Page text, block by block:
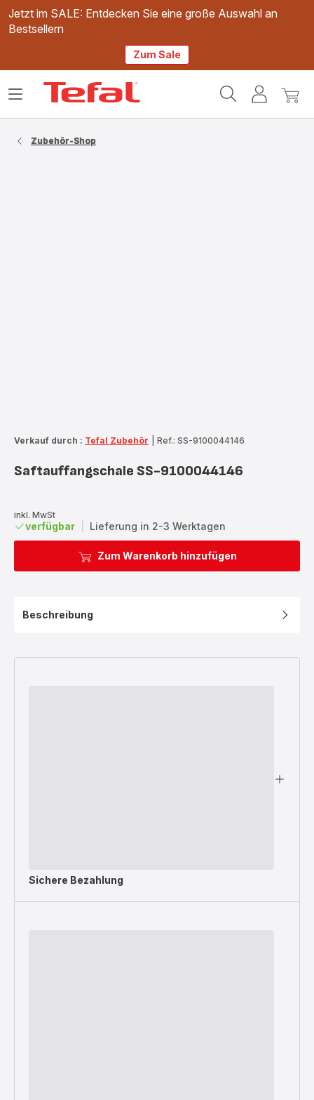
Jetzt im SALE: Entdecken Sie eine große Auswahl an
Bestsellern
Zum Sale
Mein
Mein
Das
Zubehör-Shop
Verkauf durch : Tefal Zubehör Ref.: SS-9100044146
Saftauffangschale SS-9100044146
inkl. MwSt
verfügbar Lieferung in 2-3 Werktagen
Zum Warenkorb hinzufügen
Beschreibung
Sichere Bezahlung